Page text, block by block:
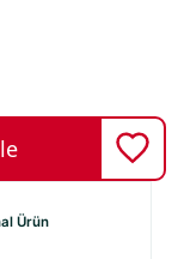
Ürün